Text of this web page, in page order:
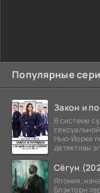
Популярные
В системе
Нью-Йорке
детективы
Сёгун
Япония,
Блэкторн